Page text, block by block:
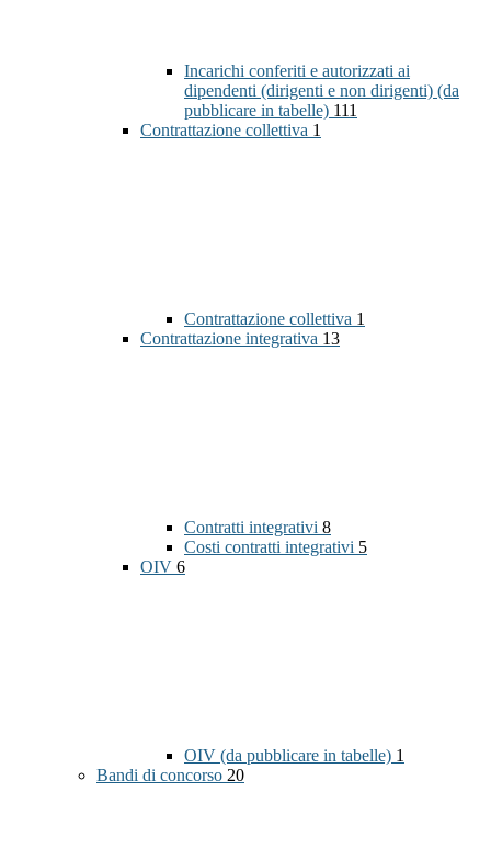
Incarichi conferiti e autorizzati ai
dipendenti (dirigenti e non dirigenti) (da
pubblicare in tabelle) 111
Contrattazione collettiva 1
Contrattazione collettiva 1
Contrattazione integrativa 13
Contratti integrativi 8
Costi contratti integrativi 5
OIV 6
OIV (da pubblicare in tabelle) 1
Bandi di concorso 20